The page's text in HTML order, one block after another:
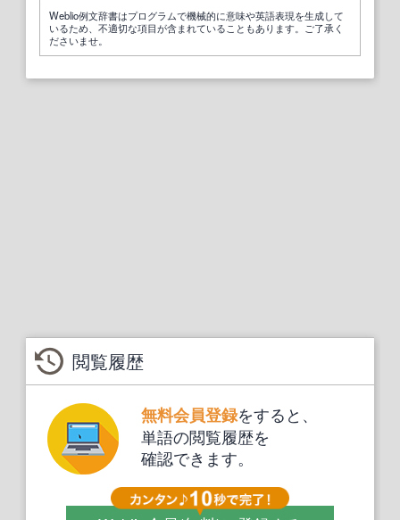
Weblio例文辞書はプログラムで機械的に意味や英語表現を生成して
いるため、不適切な項目が含まれていることもあります。ご了承く
ださいませ。
閲覧履歴
無料会員登録をすると、
単語の閲覧履歴を
確認できます。